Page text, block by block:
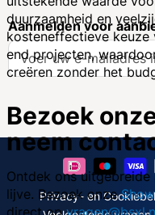
duurzaamheid en
kosteneffectieve
end projecten,
creëren zonder het
Bezoek
neem
Ontdek ons
lijve. Bezoek onze
Aanmelden voor
A
b
o
n
e
e
r
u
o
Privacy- en